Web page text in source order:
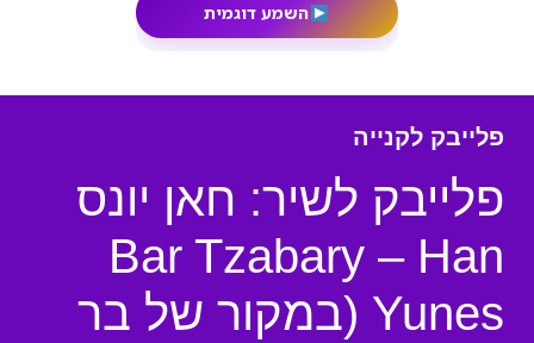
השמע דוגמית
פלייבק לקנייה
פלייבק לשיר: חאן יונס
Bar Tzabary – Han
Yunes (במקור של בר